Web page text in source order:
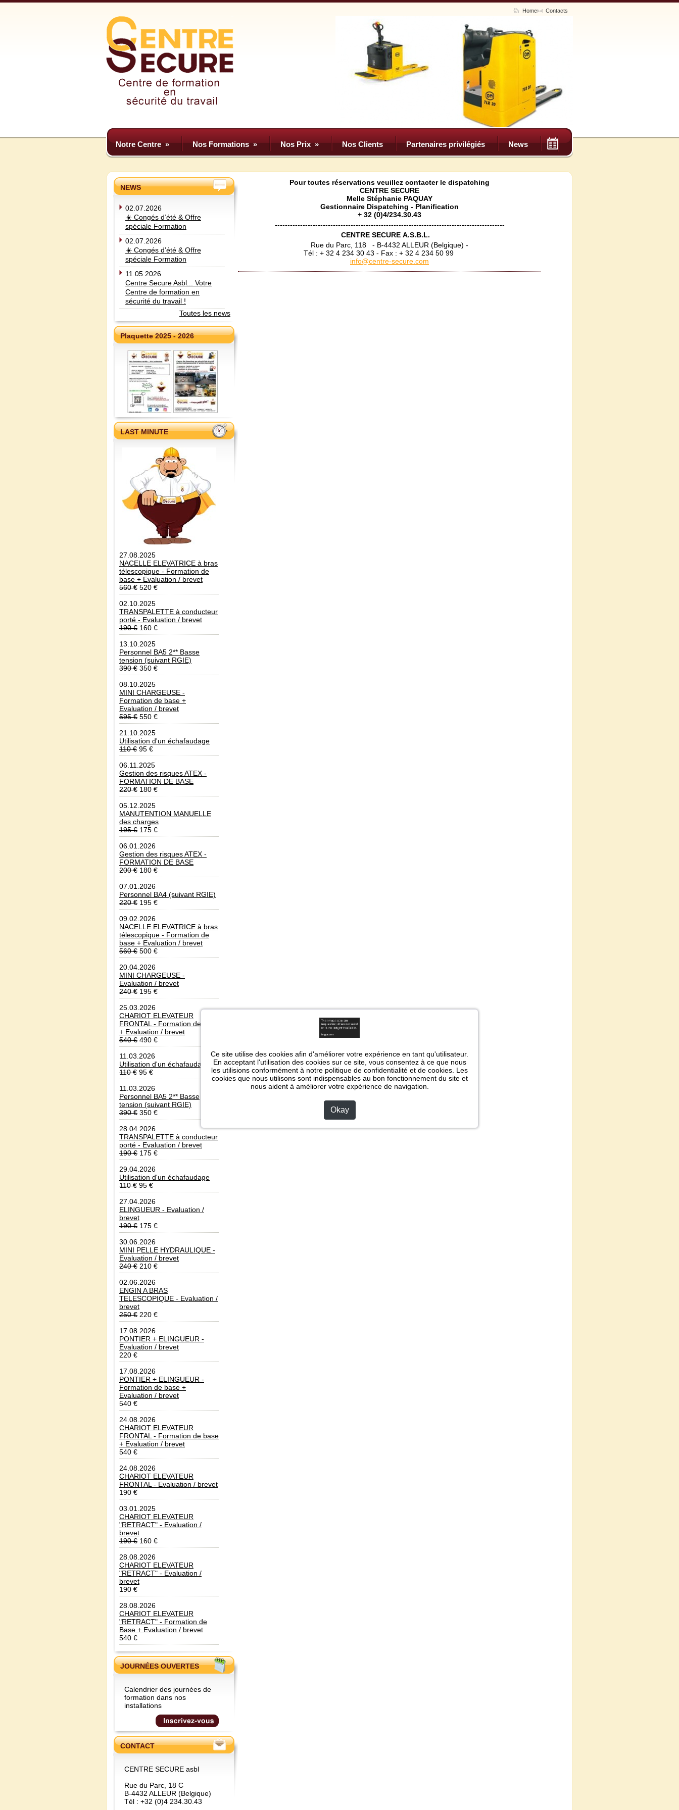
Home Contacts
Notre Centre» Nos Formations» Nos Prix» Nos Clients Partenaires privilégiés News
NEWS
02.07.2026
☀️ Congés d’été & Offre
spéciale Formation
02.07.2026
☀️ Congés d’été & Offre
spéciale Formation
11.05.2026
Centre Secure Asbl... Votre
Centre de formation en
sécurité du travail !
Toutes les news
Plaquette 2025 - 2026
LAST MINUTE
27.08.2025
NACELLE ELEVATRICE à bras
télescopique - Formation de
base + Evaluation / brevet
560 € 520 €
02.10.2025
TRANSPALETTE à conducteur
porté - Evaluation / brevet
190 € 160 €
13.10.2025
Personnel BA5 2** Basse
tension (suivant RGIE)
390 € 350 €
08.10.2025
MINI CHARGEUSE -
Formation de base +
Evaluation / brevet
595 € 550 €
21.10.2025
Utilisation d'un échafaudage
110 € 95 €
06.11.2025
Gestion des risques ATEX -
FORMATION DE BASE
220 € 180 €
05.12.2025
MANUTENTION MANUELLE
des charges
195 € 175 €
06.01.2026
Gestion des risques ATEX -
FORMATION DE BASE
200 € 180 €
07.01.2026
Personnel BA4 (suivant RGIE)
220 € 195 €
09.02.2026
NACELLE ELEVATRICE à bras
télescopique - Formation de
base + Evaluation / brevet
560 € 500 €
20.04.2026
MINI CHARGEUSE -
Evaluation / brevet
240 € 195 €
25.03.2026
CHARIOT ELEVATEUR
FRONTAL - Formation de base
+ Evaluation / brevet
540 € 490 €
11.03.2026
Utilisation d'un échafaudage
110 € 95 €
11.03.2026
Personnel BA5 2** Basse
tension (suivant RGIE)
390 € 350 €
28.04.2026
TRANSPALETTE à conducteur
porté - Evaluation / brevet
190 € 175 €
29.04.2026
Utilisation d'un échafaudage
110 € 95 €
27.04.2026
ELINGUEUR - Evaluation /
brevet
190 € 175 €
30.06.2026
MINI PELLE HYDRAULIQUE -
Evaluation / brevet
240 € 210 €
02.06.2026
ENGIN A BRAS
TELESCOPIQUE - Evaluation /
brevet
250 € 220 €
17.08.2026
PONTIER + ELINGUEUR -
Evaluation / brevet
220 €
17.08.2026
PONTIER + ELINGUEUR -
Formation de base +
Evaluation / brevet
540 €
24.08.2026
CHARIOT ELEVATEUR
FRONTAL - Formation de base
+ Evaluation / brevet
540 €
24.08.2026
CHARIOT ELEVATEUR
FRONTAL - Evaluation / brevet
190 €
03.01.2025
CHARIOT ELEVATEUR
"RETRACT" - Evaluation /
brevet
190 € 160 €
28.08.2026
CHARIOT ELEVATEUR
"RETRACT" - Evaluation /
brevet
190 €
28.08.2026
CHARIOT ELEVATEUR
"RETRACT" - Formation de
Base + Evaluation / brevet
540 €
JOURNÉES OUVERTES
Calendrier des journées de
formation dans nos
installations
CONTACT
CENTRE SECURE asbl
Rue du Parc, 18 C
B-4432 ALLEUR (Belgique)
Tél : +32 (0)4 234.30.43
Pour toutes réservations veuillez contacter le dispatching
CENTRE SECURE
Melle Stéphanie PAQUAY
Gestionnaire Dispatching - Planification
+ 32 (0)4/234.30.43
-------------------------------------------------------------------------------------------
CENTRE SECURE A.S.B.L.
Rue du Parc, 118 - B-4432 ALLEUR (Belgique) -
Tél : + 32 4 234 30 43 - Fax : + 32 4 234 50 99
info@centre-secure.com
Ce site utilise des cookies afin d'améliorer votre expérience en tant qu'utilisateur.
En acceptant l'utilisation des cookies sur ce site, vous consentez à ce que nous
les utilisions conformément à notre politique de confidentialité et de cookies. Les
cookies que nous utilisons sont indispensables au bon fonctionnement du site et
nous aident à améliorer votre expérience de navigation.
Okay